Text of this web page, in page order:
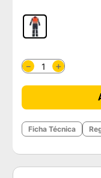
＋
－
Ficha Técnica